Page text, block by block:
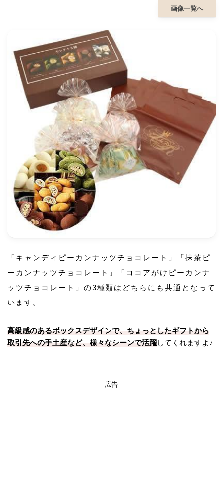
画像一覧へ
「キャンディピーカンナッツチョコレート」「抹茶ピ
ーカンナッツチョコレート」「ココアがけピーカンナ
ッツチョコレート」の3種類はどちらにも共通となって
います。
高級感のあるボックスデザインで、ちょっとしたギフトから
取引先への手土産など、様々なシーンで活躍してくれますよ♪
広告